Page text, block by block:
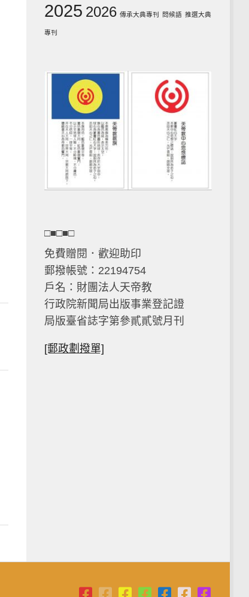
2025 2026 傳承大典專刊 問候語 推選大典
專刊
□■□■□
免費贈閱．歡迎助印
郵撥帳號：22194754
戶名：財團法人天帝教
行政院新聞局出版事業登記證
局版臺省誌字第參貳貳號月刊
[郵政劃撥單]